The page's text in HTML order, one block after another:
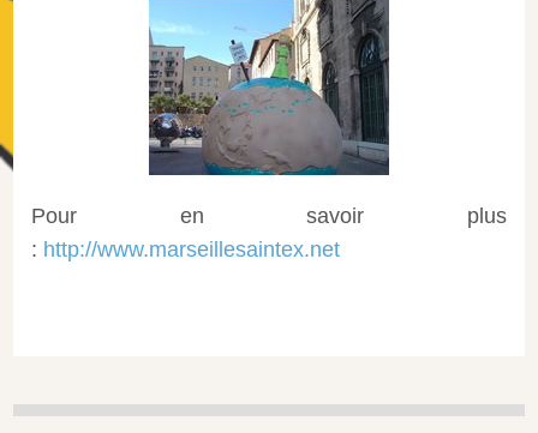
Pour en savoir plus
: http://www.marseillesaintex.net